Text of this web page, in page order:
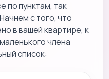
по пунктам, так
с того, что
в вашей квартире, к
члена
список: